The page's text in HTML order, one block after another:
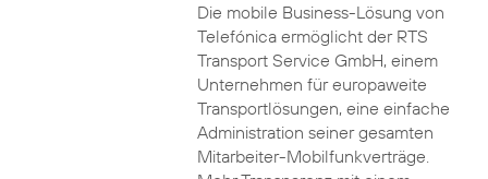
Die mobile Business-Lösung von
Telefónica ermöglicht der RTS
Transport Service GmbH, einem
Unternehmen für europaweite
Transportlösungen, eine einfache
Administration seiner gesamten
Mitarbeiter-Mobilfunkverträge.